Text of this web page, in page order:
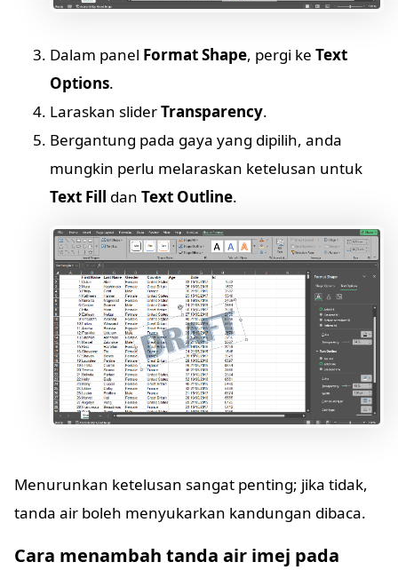
Dalam panel Format Shape, pergi ke Text
Options.
Laraskan sliderTransparency.
Bergantung pada gaya yang dipilih, anda
mungkin perlu melaraskan ketelusan untuk
Text Fill dan Text Outline.
Menurunkan ketelusan sangat penting; jika tidak,
tanda air boleh menyukarkan kandungan dibaca.
Cara menambah tanda air imej pada